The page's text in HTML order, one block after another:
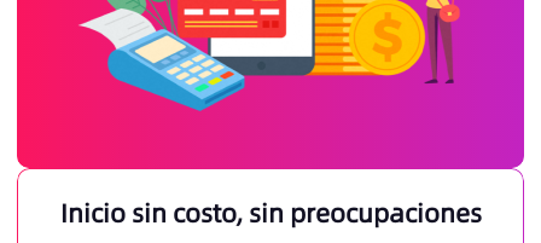
Inicio sin costo, sin preocupaciones